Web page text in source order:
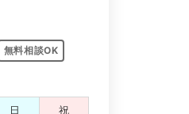
無料相談OK
日 祝